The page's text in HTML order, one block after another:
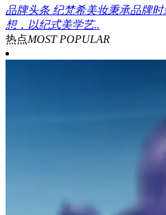
品牌头条 纪梵希美妆秉承品牌
想，以纪式美学艺..
热点MOST POPULAR